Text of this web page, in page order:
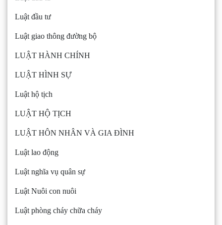
Luật đầu tư
Luật giao thông đường bộ
LUẬT HÀNH CHÍNH
LUẬT HÌNH SỰ
Luật hộ tịch
LUẬT HỘ TỊCH
LUẬT HÔN NHÂN VÀ GIA ĐÌNH
Luật lao động
Luật nghĩa vụ quân sự
Luật Nuôi con nuôi
Luật phòng cháy chữa cháy